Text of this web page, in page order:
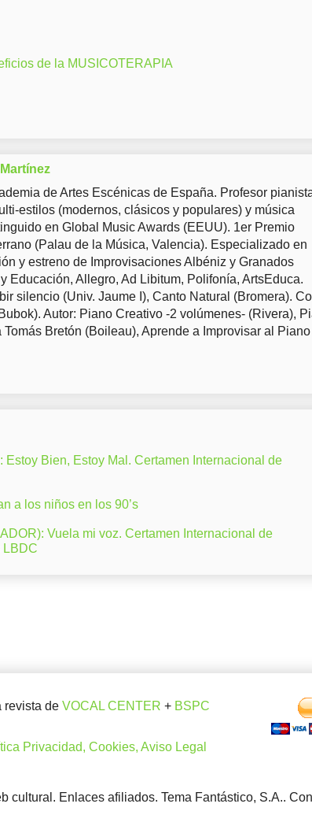
de la MUSICOTERAPIA
de Artes Escénicas de España. Profesor
estilos (modernos, clásicos y populares) y música
en Global Music Awards (EEUU). 1er Premio
(Palau de la Música, Valencia). Especializado en
y estreno de Improvisaciones Albéniz y Granados
Educación, Allegro, Ad Libitum, Polifonía, ArtsEduca.
silencio (Univ. Jaume I), Canto Natural (Bromera).
Autor: Piano Creativo -2 volúmenes- (Rivera),
Bretón (Boileau), Aprende a Improvisar al Piano
Estoy Bien, Estoy Mal. Certamen Internacional de
a los niños en los 90’s
Vuela mi voz. Certamen Internacional de
LBDC
revista de VOCAL CENTER + BSPC
Privacidad, Cookies, Aviso Legal
cultural. Enlaces afiliados. Tema Fantástico, S.A..